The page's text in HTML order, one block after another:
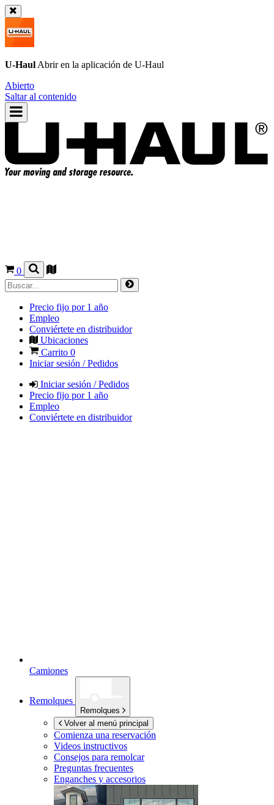
U-Haul Abrir en la aplicación de U-Haul
Abierto
Saltar al contenido
0
Precio fijo por 1 año
Empleo
Conviértete en distribuidor
Ubicaciones
Carrito 0
Iniciar sesión / Pedidos
Iniciar sesión / Pedidos
Precio fijo por 1 año
Empleo
Conviértete en distribuidor
Camiones
Remolques
Remolques
Volver al menú principal
Comienza una reservación
Videos instructivos
Consejos para remolcar
Preguntas frecuentes
Enganches y accesorios